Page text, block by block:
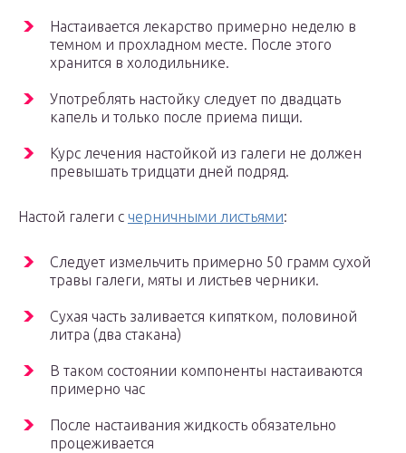
Настаивается лекарство примерно неделю в
темном и прохладном месте. После этого
хранится в холодильнике.
Употреблять настойку следует по двадцать
капель и только после приема пищи.
Курс лечения настойкой из галеги не должен
превышать тридцати дней подряд.
Настой галеги с черничными листьями:
Следует измельчить примерно 50 грамм сухой
травы галеги, мяты и листьев черники.
Сухая часть заливается кипятком, половиной
литра (два стакана)
В таком состоянии компоненты настаиваются
примерно час
После настаивания жидкость обязательно
процеживается